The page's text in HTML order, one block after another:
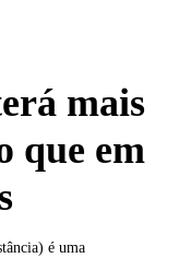
mais
que em
é uma